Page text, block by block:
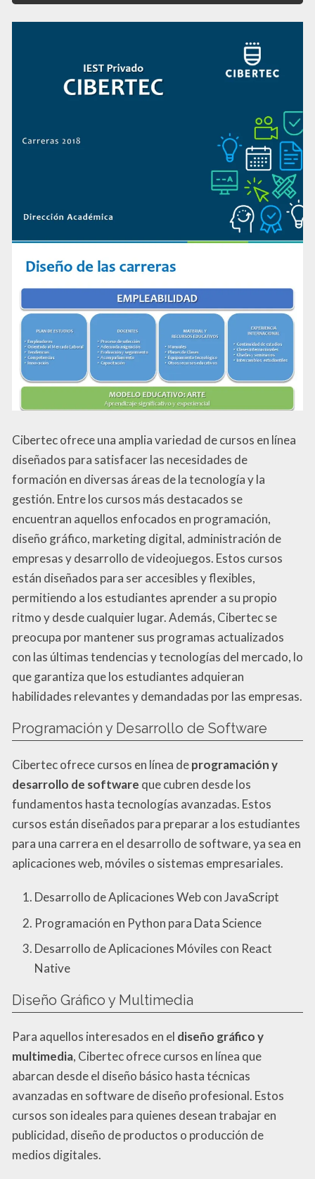
Cibertec ofrece una amplia variedad de cursos en línea
diseñados para satisfacer las necesidades de
formación en diversas áreas de la tecnología y la
gestión. Entre los cursos más destacados se
encuentran aquellos enfocados en programación,
diseño gráfico, marketing digital, administración de
empresas y desarrollo de videojuegos. Estos cursos
están diseñados para ser accesibles y flexibles,
permitiendo a los estudiantes aprender a su propio
ritmo y desde cualquier lugar. Además, Cibertec se
preocupa por mantener sus programas actualizados
con las últimas tendencias y tecnologías del mercado, lo
que garantiza que los estudiantes adquieran
habilidades relevantes y demandadas por las empresas.
Programación y Desarrollo de Software
Cibertec ofrece cursos en línea deprogramación y
desarrollo de software que cubren desde los
fundamentos hasta tecnologías avanzadas. Estos
cursos están diseñados para preparar a los estudiantes
para una carrera en el desarrollo de software, ya sea en
aplicaciones web, móviles o sistemas empresariales.
Desarrollo de Aplicaciones Web con JavaScript
Programación en Python para Data Science
Desarrollo de Aplicaciones Móviles con React
Native
Diseño Gráfico y Multimedia
Para aquellos interesados en el diseño gráfico y
multimedia, Cibertec ofrece cursos en línea que
abarcan desde el diseño básico hasta técnicas
avanzadas en software de diseño profesional. Estos
cursos son ideales para quienes desean trabajar en
publicidad, diseño de productos o producción de
medios digitales.